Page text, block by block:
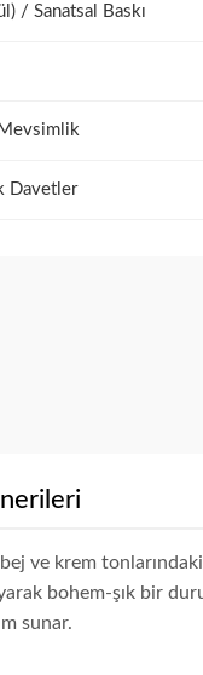
/ Sanatsal Baskı
Davetler
ve krem
bohem-şık bir
sunar.